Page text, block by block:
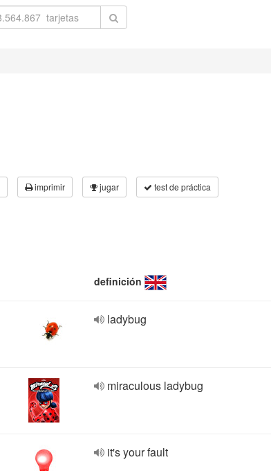
imprimir jugar test de práctica
definición
ladybug
miraculous ladybug
it's your fault